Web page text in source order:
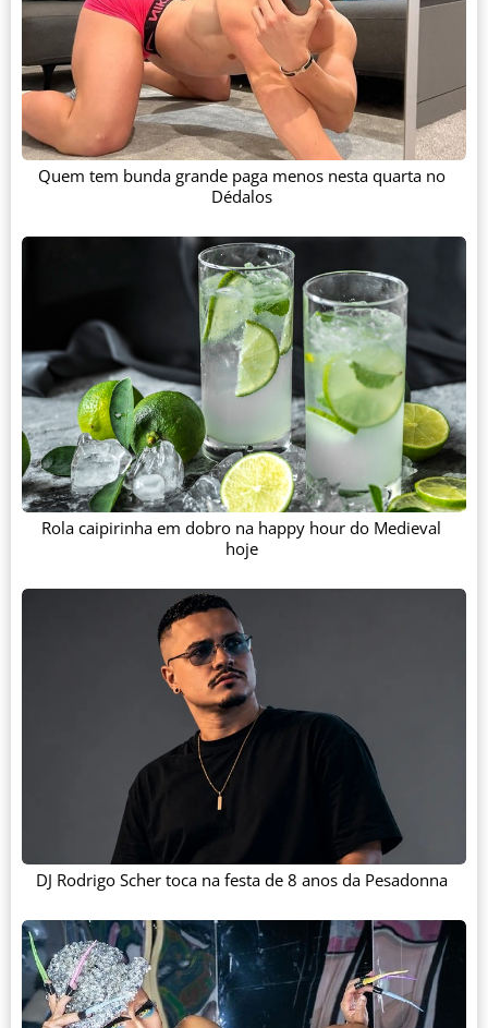
Quem tem bunda grande paga menos nesta quarta no
Dédalos
Rola caipirinha em dobro na happy hour do Medieval
hoje
DJ Rodrigo Scher toca na festa de 8 anos da Pesadonna